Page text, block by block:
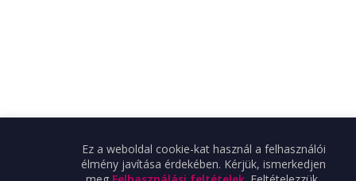
Ez a weboldal cookie-kat használ a felhasználói
élmény javítása érdekében. Kérjük, ismerkedjen